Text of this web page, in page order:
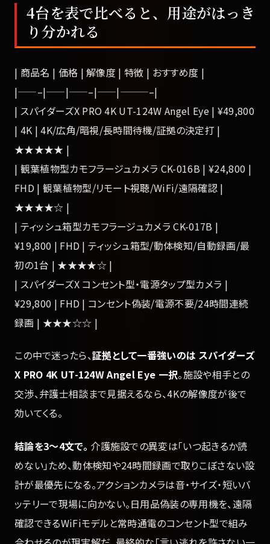
4台を表で比べると、用途がはっき
り分かれる
| 商品名 | 価格 | 解像度 | 特徴 | おすすめ度 |
|——–|——|——–|——|———–|
| スパイダーズX PRO 4K UT-124W Angel Eye | ¥49,800
| 4K | 4K/広角/暗視/長時間待機/証拠の決定打 |
★★★★★ |
| 観葉植物型カモフラージュカメラ CK-016B | ¥24,800 |
FHD | 観葉植物型/リモート視聴/WiFi/遠隔確認 |
★★★★☆ |
| ティッシュ箱型カモフラージュカメラ CK-017B |
¥19,800 | FHD | ティッシュ箱型/動体検知/自動録画/最
初の1台 | ★★★★☆ |
| スパイダーズX コンセント型・電源タップ型カメラ |
¥29,800 | FHD | コンセント偽装/電源不要/24時間連続
録画 | ★★★☆☆ |
この中で迷ったら、証拠として一番強いのは スパイダーズ
X PRO 4K UT-124W Angel Eye 一択。施設や相手との
交渉、弁護士相談まで見据えるなら、4Kの解像度が後で
効いてくる。
結論を3〜4文で。 介護施設での異変は「いつ起きるか読
めない」ため、動体検知や24時間録画で取りこぼさない設
計が最優先になる。アクションカメラは音・サイズ・短いバ
ッテリーで現場に向かない。日用品偽装の専用機を、遠隔
確認できるWiFiモデルと常時通電のコンセント型で組み